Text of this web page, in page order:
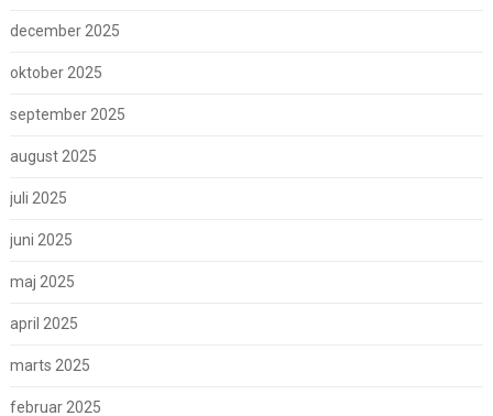
december 2025
oktober 2025
september 2025
august 2025
juli 2025
juni 2025
maj 2025
april 2025
marts 2025
februar 2025